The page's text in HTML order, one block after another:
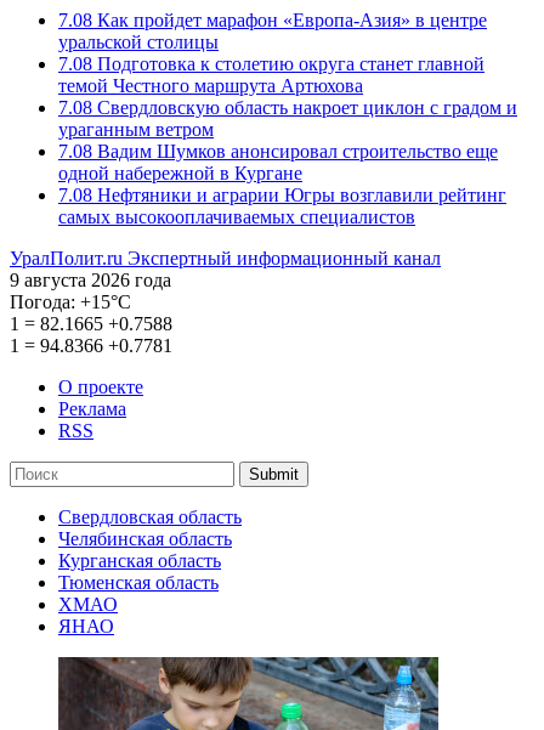
7.08 Как пройдет марафон «Европа-Азия» в центре
уральской столицы
7.08 Подготовка к столетию округа станет главной
темой Честного маршрута Артюхова
7.08 Свердловскую область накроет циклон с градом и
ураганным ветром
7.08 Вадим Шумков анонсировал строительство еще
одной набережной в Кургане
7.08 Нефтяники и аграрии Югры возглавили рейтинг
самых высокооплачиваемых специалистов
УралПолит.ru Экспертный информационный канал
9 августа 2026 года
Погода: +15°С
1 = 82.1665 +0.7588
1 = 94.8366 +0.7781
О проекте
Реклама
RSS
Submit
Свердловская область
Челябинская область
Курганская область
Тюменская область
ХМАО
ЯНАО